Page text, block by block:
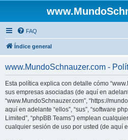
FAQ
Índice general
www.MundoSchnauzer.com -
Esta política explica con detalle cómo
sus empresas asociadas (de aquí en
“www.MundoSchnauzer.com”, “https://
aquí en adelante “ellos”, “sus”, “software
Limited”, “phpBB Teams”) emplean
cualquier sesión de uso por usted (de aquí